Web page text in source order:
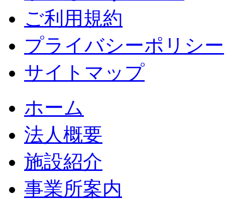
ご利用規約
プライバシーポリシー
サイトマップ
ホーム
法人概要
施設紹介
事業所案内